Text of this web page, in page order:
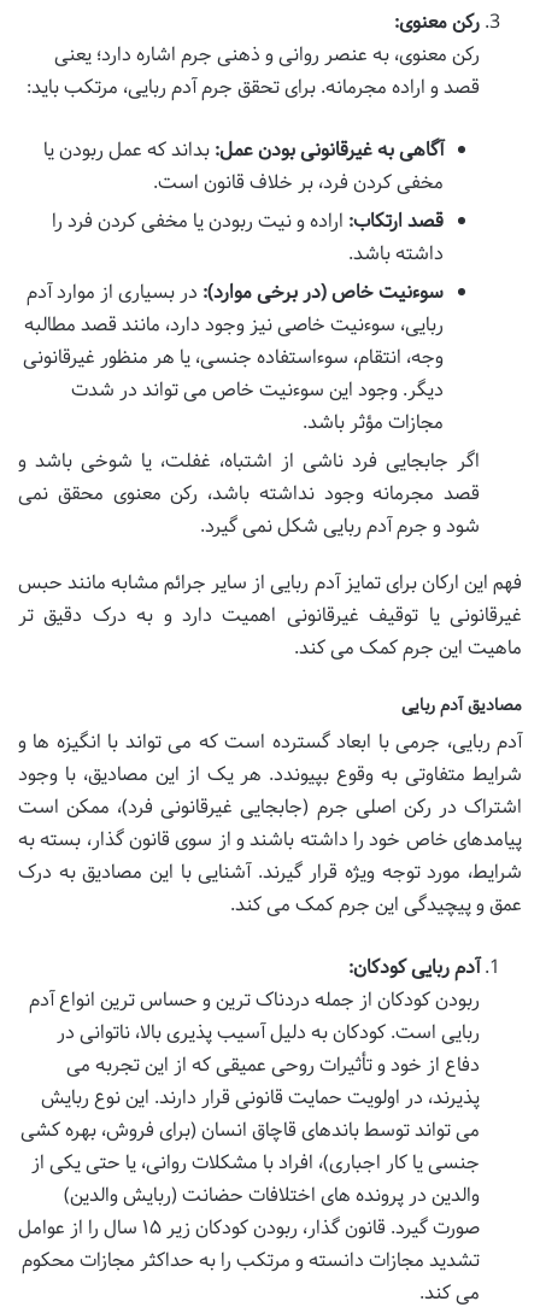
رکن معنوی:
رکن معنوی، به عنصر روانی و ذهنی جرم اشاره دارد؛ یعنی
قصد و اراده مجرمانه. برای تحقق جرم آدم ربایی، مرتکب باید:
آگاهی به غیرقانونی بودن عمل: بداند که عمل ربودن یا
مخفی کردن فرد، بر خلاف قانون است.
قصد ارتکاب: اراده و نیت ربودن یا مخفی کردن فرد را
داشته باشد.
سوءنیت خاص (در برخی موارد): در بسیاری از موارد آدم
ربایی، سوءنیت خاصی نیز وجود دارد، مانند قصد مطالبه
وجه، انتقام، سوءاستفاده جنسی، یا هر منظور غیرقانونی
دیگر. وجود این سوءنیت خاص می تواند در شدت
مجازات مؤثر باشد.
اگر جابجایی فرد ناشی از اشتباه، غفلت، یا شوخی باشد و
قصد مجرمانه وجود نداشته باشد، رکن معنوی محقق نمی
شود و جرم آدم ربایی شکل نمی گیرد.
فهم این ارکان برای تمایز آدم ربایی از سایر جرائم مشابه مانند حبس
غیرقانونی یا توقیف غیرقانونی اهمیت دارد و به درک دقیق تر
ماهیت این جرم کمک می کند.
مصادیق آدم ربایی
آدم ربایی، جرمی با ابعاد گسترده است که می تواند با انگیزه ها و
شرایط متفاوتی به وقوع بپیوندد. هر یک از این مصادیق، با وجود
اشتراک در رکن اصلی جرم (جابجایی غیرقانونی فرد)، ممکن است
پیامدهای خاص خود را داشته باشند و از سوی قانون گذار، بسته به
شرایط، مورد توجه ویژه قرار گیرند. آشنایی با این مصادیق به درک
عمق و پیچیدگی این جرم کمک می کند.
آدم ربایی کودکان:
ربودن کودکان از جمله دردناک ترین و حساس ترین انواع آدم
ربایی است. کودکان به دلیل آسیب پذیری بالا، ناتوانی در
دفاع از خود و تأثیرات روحی عمیقی که از این تجربه می
پذیرند، در اولویت حمایت قانونی قرار دارند. این نوع ربایش
می تواند توسط باندهای قاچاق انسان (برای فروش، بهره کشی
جنسی یا کار اجباری)، افراد با مشکلات روانی، یا حتی یکی از
والدین در پرونده های اختلافات حضانت (ربایش والدین)
صورت گیرد. قانون گذار، ربودن کودکان زیر ۱۵ سال را از عوامل
تشدید مجازات دانسته و مرتکب را به حداکثر مجازات محکوم
می کند.